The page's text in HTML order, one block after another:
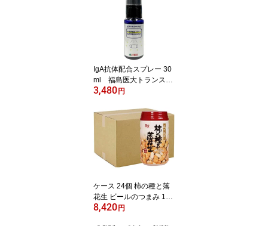
IgA抗体配合スプレー 30
ml 福島医大トランスレ
ーショナルリサーチ機構
約20円でお手軽予防
3,480円
ケース 24個 柿の種と落
花生 ビールのつまみ 120
g 350ml缶と同じサイ
8,420円